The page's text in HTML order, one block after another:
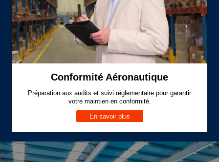
Conformité Aéronautique
Préparation aux audits et suivi réglementaire pour garantir
votre maintien en conformité.
En savoir plus